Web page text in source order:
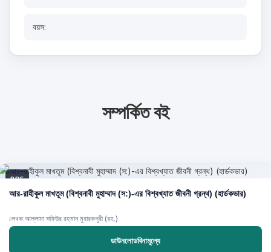
বয়স:
সম্পর্কিত বই
PDF
আর-রাহীকুল মাখতূম (বিশ্বনাবী মুহাম্মাদ (স:)-এর বিশ্বখ্যাত জীবনী গ্রন্থ) (হার্ডকভার)
লেখক:আল্লামা সফিউর রহমান মুবারকপুরী (রহ.)
ডাউনলোডবিনামূল্যে